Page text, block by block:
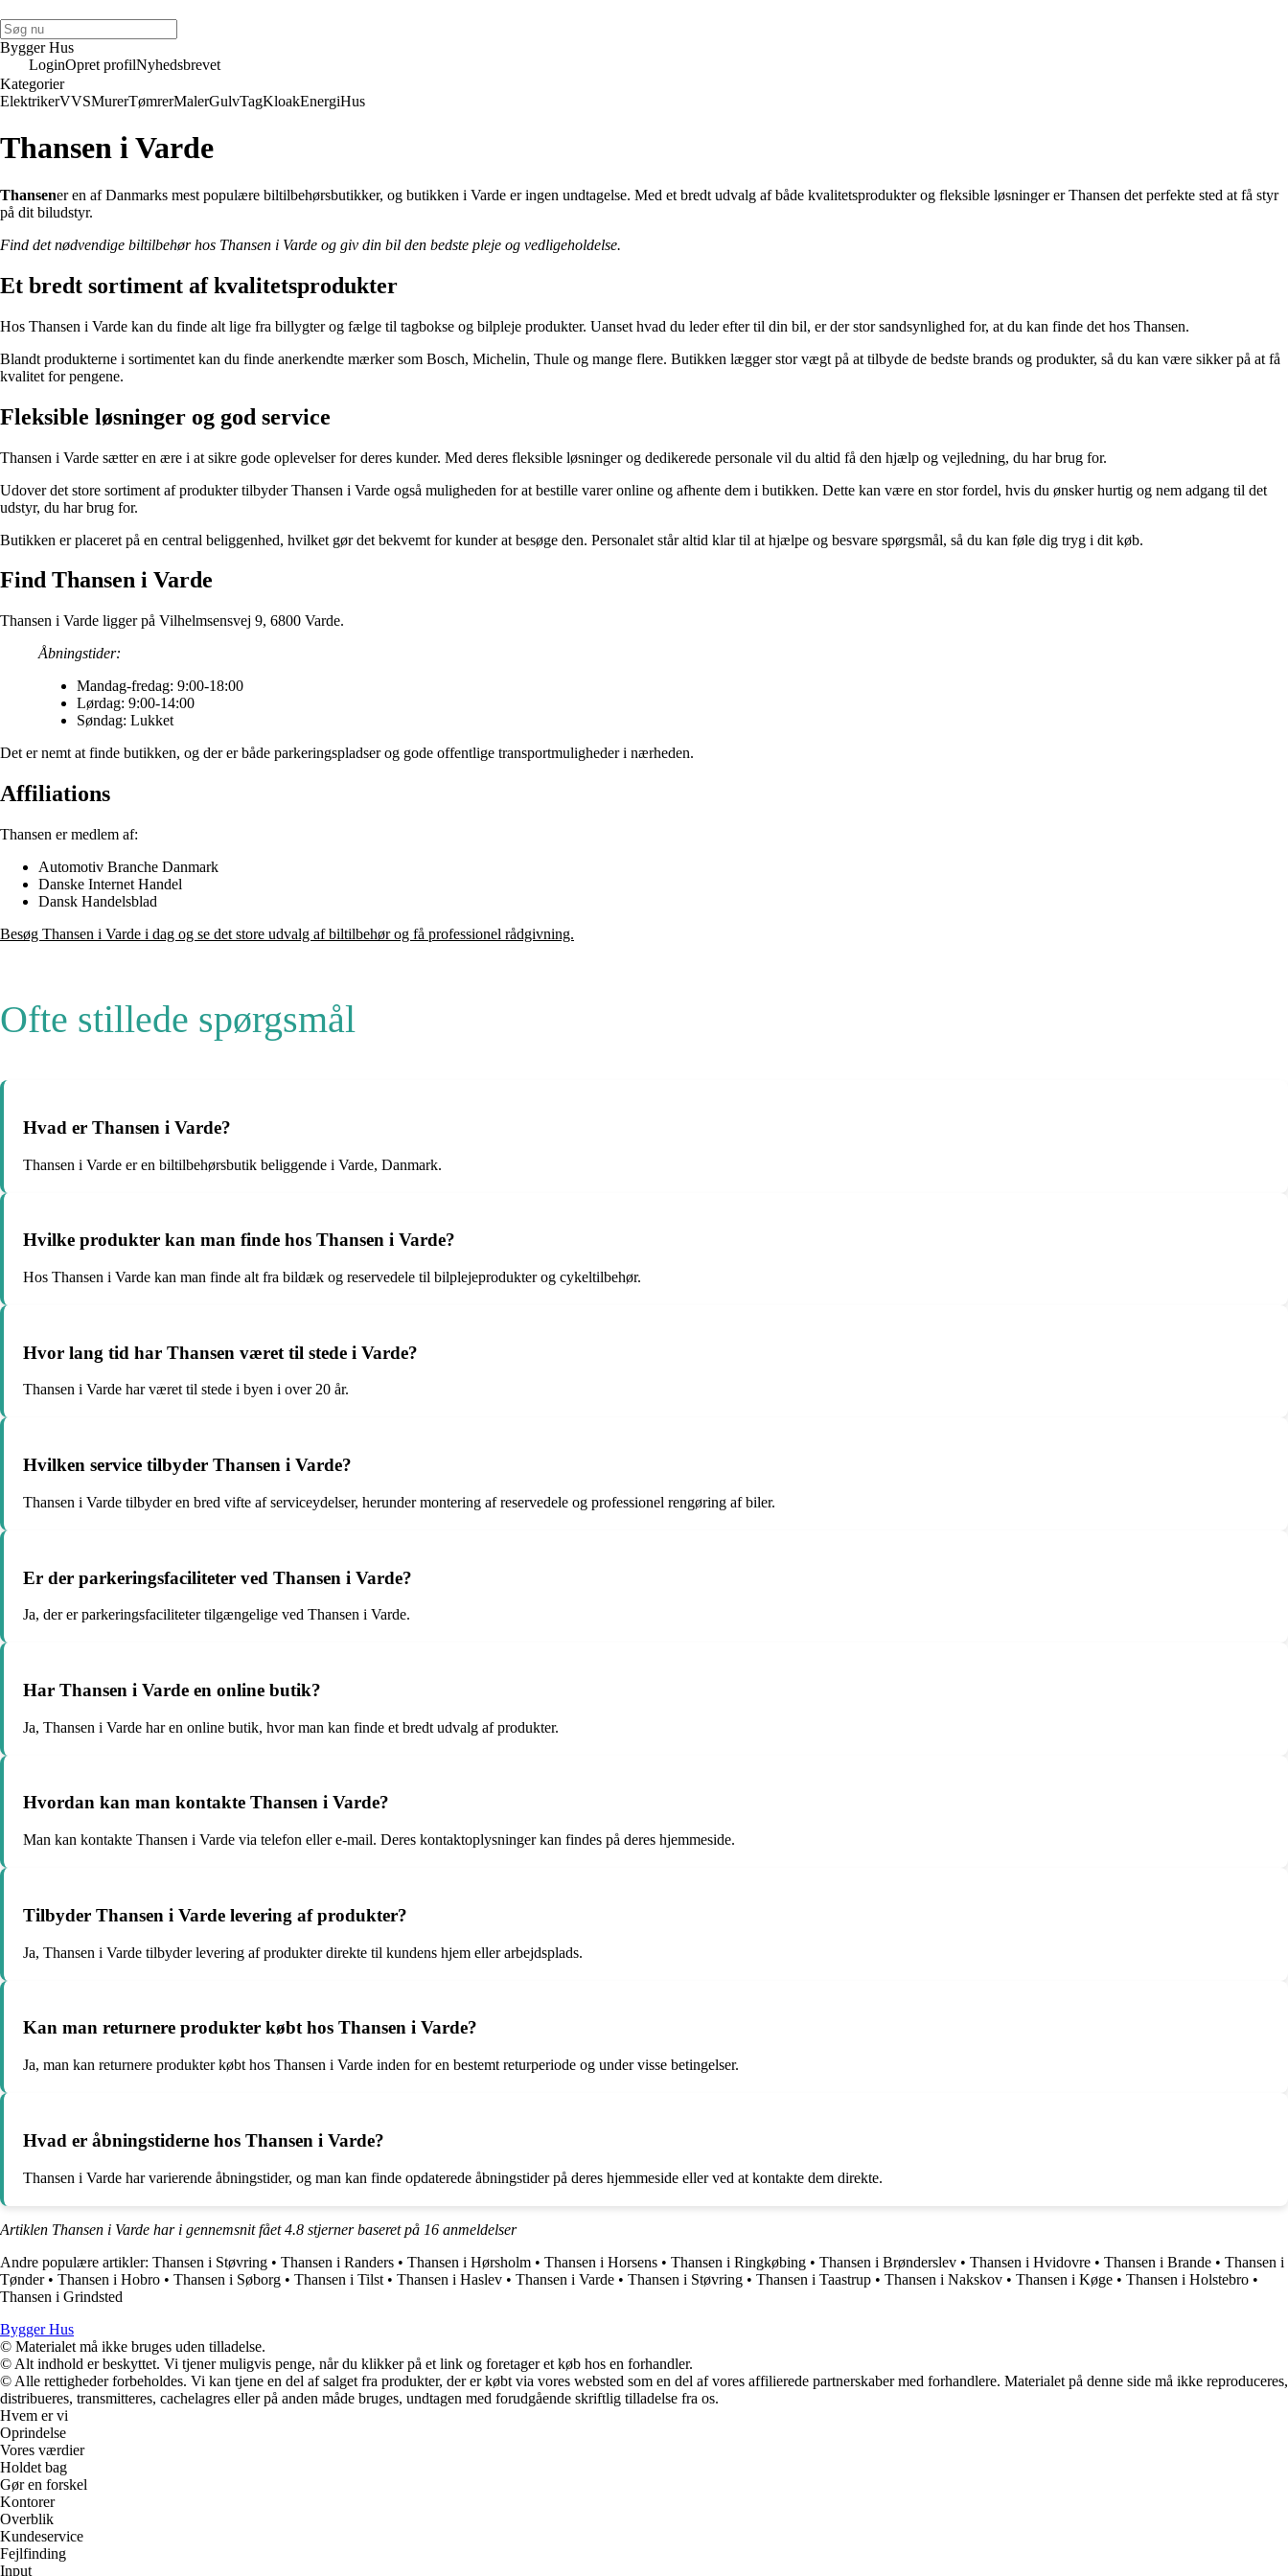
Bygger Hus
LoginOpret profilNyhedsbrevet
Kategorier
ElektrikerVVSMurerTømrerMalerGulvTagKloakEnergiHus
Thansen i Varde
Thansener en af Danmarks mest populære biltilbehørsbutikker, og butikken i Varde er ingen undtagelse. Med et bredt udvalg af både kvalitetsprodukter og fleksible løsninger er Thansen det perfekte sted at få styr
på dit biludstyr.
Find det nødvendige biltilbehør hos Thansen i Varde og giv din bil den bedste pleje og vedligeholdelse.
Et bredt sortiment af kvalitetsprodukter
Hos Thansen i Varde kan du finde alt lige fra billygter og fælge til tagbokse og bilpleje produkter. Uanset hvad du leder efter til din bil, er der stor sandsynlighed for, at du kan finde det hos Thansen.
Blandt produkterne i sortimentet kan du finde anerkendte mærker som Bosch, Michelin, Thule og mange flere. Butikken lægger stor vægt på at tilbyde de bedste brands og produkter, så du kan være sikker på at få
kvalitet for pengene.
Fleksible løsninger og god service
Thansen i Varde sætter en ære i at sikre gode oplevelser for deres kunder. Med deres fleksible løsninger og dedikerede personale vil du altid få den hjælp og vejledning, du har brug for.
Udover det store sortiment af produkter tilbyder Thansen i Varde også muligheden for at bestille varer online og afhente dem i butikken. Dette kan være en stor fordel, hvis du ønsker hurtig og nem adgang til det
udstyr, du har brug for.
Butikken er placeret på en central beliggenhed, hvilket gør det bekvemt for kunder at besøge den. Personalet står altid klar til at hjælpe og besvare spørgsmål, så du kan føle dig tryg i dit køb.
Find Thansen i Varde
Thansen i Varde ligger på Vilhelmsensvej 9, 6800 Varde.
Åbningstider:
Mandag-fredag: 9:00-18:00
Lørdag: 9:00-14:00
Søndag: Lukket
Det er nemt at finde butikken, og der er både parkeringspladser og gode offentlige transportmuligheder i nærheden.
Affiliations
Thansen er medlem af:
Automotiv Branche Danmark
Danske Internet Handel
Dansk Handelsblad
Besøg Thansen i Varde i dag og se det store udvalg af biltilbehør og få professionel rådgivning.
Ofte stillede spørgsmål
Hvad er Thansen i Varde?
Thansen i Varde er en biltilbehørsbutik beliggende i Varde, Danmark.
Hvilke produkter kan man finde hos Thansen i Varde?
Hos Thansen i Varde kan man finde alt fra bildæk og reservedele til bilplejeprodukter og cykeltilbehør.
Hvor lang tid har Thansen været til stede i Varde?
Thansen i Varde har været til stede i byen i over 20 år.
Hvilken service tilbyder Thansen i Varde?
Thansen i Varde tilbyder en bred vifte af serviceydelser, herunder montering af reservedele og professionel rengøring af biler.
Er der parkeringsfaciliteter ved Thansen i Varde?
Ja, der er parkeringsfaciliteter tilgængelige ved Thansen i Varde.
Har Thansen i Varde en online butik?
Ja, Thansen i Varde har en online butik, hvor man kan finde et bredt udvalg af produkter.
Hvordan kan man kontakte Thansen i Varde?
Man kan kontakte Thansen i Varde via telefon eller e-mail. Deres kontaktoplysninger kan findes på deres hjemmeside.
Tilbyder Thansen i Varde levering af produkter?
Ja, Thansen i Varde tilbyder levering af produkter direkte til kundens hjem eller arbejdsplads.
Kan man returnere produkter købt hos Thansen i Varde?
Ja, man kan returnere produkter købt hos Thansen i Varde inden for en bestemt returperiode og under visse betingelser.
Hvad er åbningstiderne hos Thansen i Varde?
Thansen i Varde har varierende åbningstider, og man kan finde opdaterede åbningstider på deres hjemmeside eller ved at kontakte dem direkte.
Artiklen Thansen i Varde har i gennemsnit fået4.8 stjerner baseret på 16 anmeldelser
Andre populære artikler: Thansen i Støvring • Thansen i Randers • Thansen i Hørsholm • Thansen i Horsens • Thansen i Ringkøbing • Thansen i Brønderslev • Thansen i Hvidovre • Thansen i Brande • Thansen i
Tønder• Thansen i Hobro • Thansen i Søborg • Thansen i Tilst • Thansen i Haslev • Thansen i Varde • Thansen i Støvring • Thansen i Taastrup • Thansen i Nakskov • Thansen i Køge • Thansen i Holstebro •
Thansen i Grindsted
Bygger Hus
© Materialet må ikke bruges uden tilladelse.
© Alt indhold er beskyttet. Vi tjener muligvis penge, når du klikker på et link og foretager et køb hos en forhandler.
© Alle rettigheder forbeholdes. Vi kan tjene en del af salget fra produkter, der er købt via vores websted som en del af vores affilierede partnerskaber med forhandlere. Materialet på denne side må ikke reproduceres,
distribueres, transmitteres, cachelagres eller på anden måde bruges, undtagen med forudgående skriftlig tilladelse fra os.
Hvem er vi
Oprindelse
Vores værdier
Holdet bag
Gør en forskel
Kontorer
Overblik
Kundeservice
Fejlfinding
Input